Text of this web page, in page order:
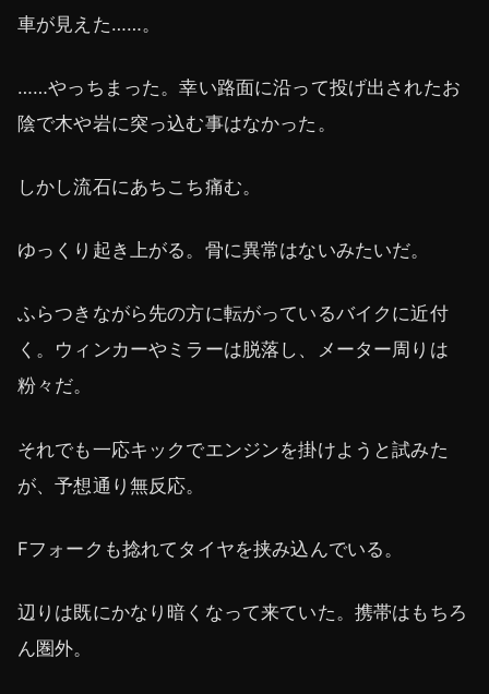
車が見えた……。
……やっちまった。幸い路面に沿って投げ出されたお
陰で木や岩に突っ込む事はなかった。
しかし流石にあちこち痛む。
ゆっくり起き上がる。骨に異常はないみたいだ。
ふらつきながら先の方に転がっているバイクに近付
く。ウィンカーやミラーは脱落し、メーター周りは
粉々だ。
それでも一応キックでエンジンを掛けようと試みた
が、予想通り無反応。
Fフォークも捻れてタイヤを挟み込んでいる。
辺りは既にかなり暗くなって来ていた。携帯はもちろ
ん圏外。